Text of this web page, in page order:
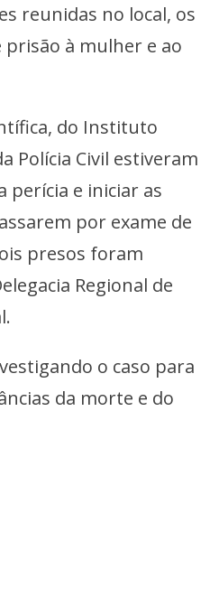
reunidas no local, os
prisão à mulher e ao
do Instituto
Polícia Civil estiveram
perícia e iniciar as
por exame de
presos foram
Regional de
o caso para
da morte e do